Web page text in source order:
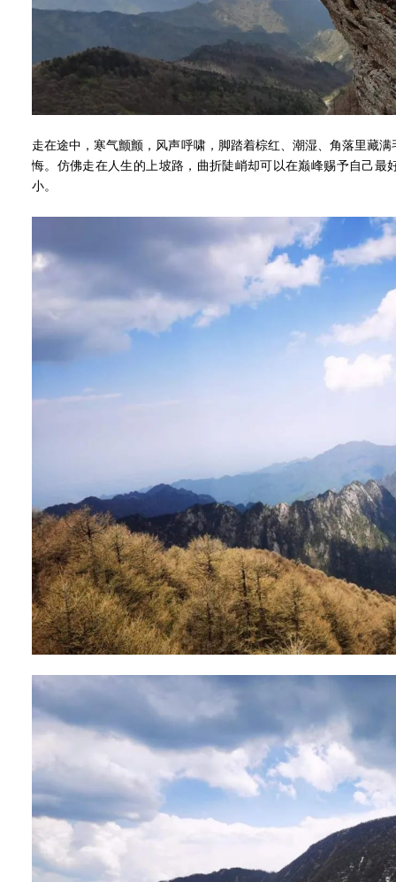
走在途中，寒气颤颤，风声呼啸，脚踏着棕红、潮湿、角落里藏
悔。仿佛走在人生的上坡路，曲折陡峭却可以在巅峰赐予自己最
小。